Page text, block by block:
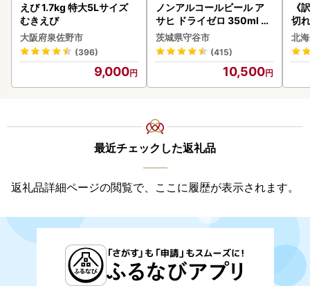
えび 1.7kg 特大5Lサイズ
むきえび
大阪府泉佐野市
(396)
9,000
ノンアルコールビール ア
サヒ ドライゼロ 350ml 24
本 ノンアル ビール asashi
守谷市
茨城県守谷市
(415)
10,500
《
切
0g
北
最近チェックした返礼品
返礼品詳細ページの閲覧で、ここに履歴が表示されます。